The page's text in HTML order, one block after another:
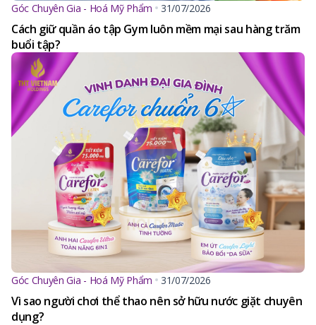
Góc Chuyên Gia - Hoá Mỹ Phẩm 31/07/2026
Cách giữ quần áo tập Gym luôn mềm mại sau hàng trăm
buổi tập?
Góc Chuyên Gia - Hoá Mỹ Phẩm 31/07/2026
Vì sao người chơi thể thao nên sở hữu nước giặt chuyên
dụng?